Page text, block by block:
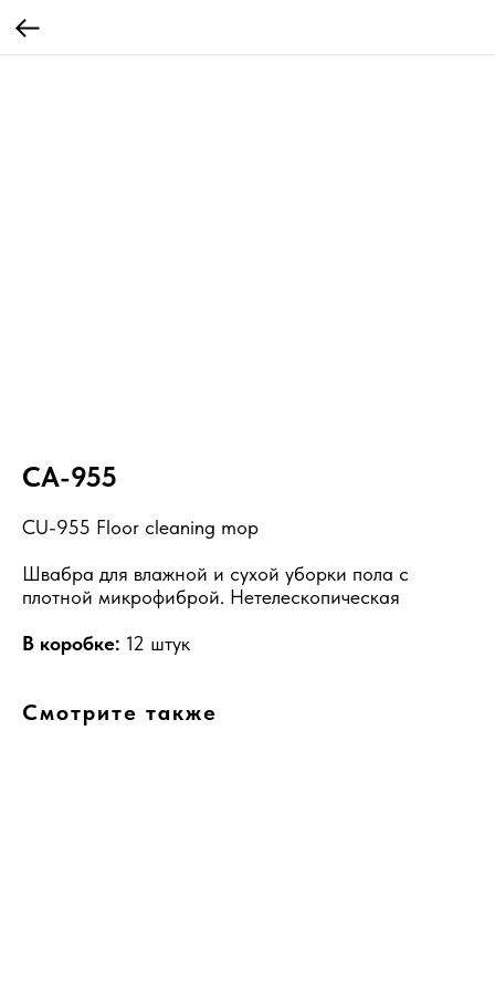
CA-955
CU-955 Floor cleaning mop
Швабра для влажной и сухой уборки пола с
плотной микрофиброй. Нетелескопическая
В коробке: 12 штук
Смотрите также